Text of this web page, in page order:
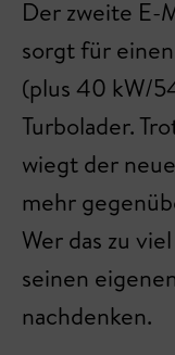
Der zweite E-
sorgt für
(plus 40 kW/
Turbolader.
wiegt der
mehr
Wer das zu
seinen
nachdenken.